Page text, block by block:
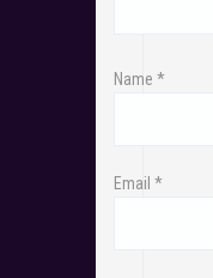
Name *
Email *